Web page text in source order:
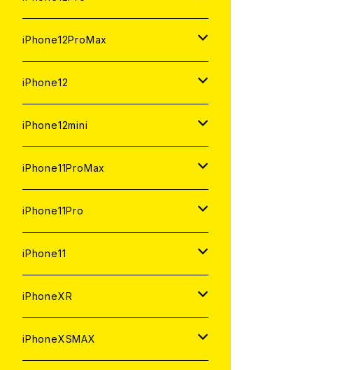
中古（整備済み）
新品
中古（整備済み）
中古（整備済み）
新品
中古（整備済み）
128GB
新品
中古（整備済み）
中古（整備済み）
新品
中古（整備済み）
128GB
新品
中古（整備済み）
新品
中古（整備済み）
256GB
新品
中古（整備済み）
128GB
新品
中古（整備済み）
128GB
新品
中古（整備済み）
256GB
新品
中古（整備済み）
512GB
新品
中古（整備済み）
iPhone12ProMax
512GB
新品
中古（整備済み）
256GB
新品
中古（整備済み）
128GB
新品
中古（整備済み）
iPhone12
256GB
新品
中古（整備済み）
128GB
新品
中古（整備済み）
64GB
新品
中古（整備済み）
iPhone12mini
256GB
新品
中古（整備済み）
128GB
新品
中古（整備済み）
64GB
新品
中古（整備済み）
iPhone11ProMax
512GB
新品
中古（整備済み）
256GB
新品
中古（整備済み）
64GB
新品
iPhone11Pro
512GB
新品
中古（整備済み）
256GB
新品
64GB
iPhone11
256GB
新品
128GB
iPhoneXR
256GB
iPhoneXSMAX